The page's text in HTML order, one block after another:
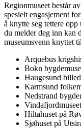
Regionmuseet består
spesielt engasjement
å knytte seg tettere
du melder deg inn kan
museumsvenn knyttet
Arquebus
Bokn
Haugesund
Karmsund
Nedstrand
Hiltahuset på
Sjøhuset på